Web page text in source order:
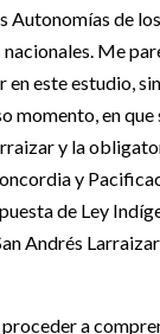
Autonomías de
Me
en este estudio,
momento, en
y la
y
de Ley
Andrés
a